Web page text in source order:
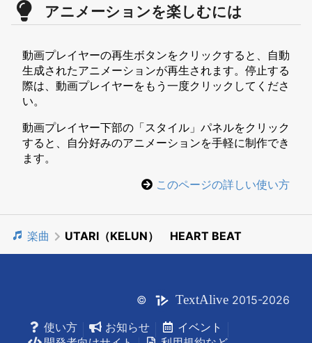
アニメーションを楽しむには
動画プレイヤーの再生ボタンをクリックすると、自動
生成されたアニメーションが再生されます。停止する
際は、動画プレイヤーをもう一度クリックしてくださ
い。
動画プレイヤー下部の「スタイル」パネルをクリック
すると、自分好みのアニメーションを手軽に制作でき
ます。
このページの詳しい使い方
楽曲 UTARI（KELUN） HEART BEAT
© TextAlive 2015-2026
使い方
お知らせ
イベント